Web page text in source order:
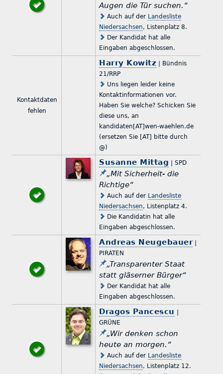
Augen die Tür suchen.“
Auch auf der Landesliste
Niedersachsen, Listenplatz 8.
Der Kandidat hat alle
Eingaben abgeschlossen.
Kontaktdaten
fehlen
Harry Kowitz | Bündnis
21/RRP
Uns liegen leider keine
Kontaktinformationen vor.
Haben Sie welche? Schicken Sie
diese uns, an
kandidaten[AT]wen-waehlen.de
(ersetzen Sie [AT] bitte durch
@)
Susanne Mittag | SPD
„Mit Sicherheit- die
Richtige“
Auch auf der Landesliste
Niedersachsen, Listenplatz 4.
Die Kandidatin hat alle
Eingaben abgeschlossen.
Andreas Neugebauer|
PIRATEN
„Transparenter Staat
statt gläserner Bürger“
Der Kandidat hat alle
Eingaben abgeschlossen.
Dragos Pancescu |
GRÜNE
„Wir denken schon
heute an morgen.“
Auch auf der Landesliste
Niedersachsen, Listenplatz 12.